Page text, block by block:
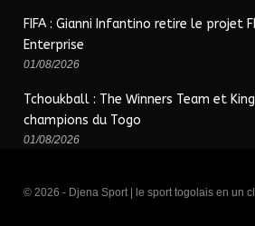
FIFA : Gianni Infantino retire le projet
Enterprise
01/08/2026
Tchoukball : The Winners Team et
champions du Togo
01/08/2026
© 2026 - Djena Sport | le sport togolais en un